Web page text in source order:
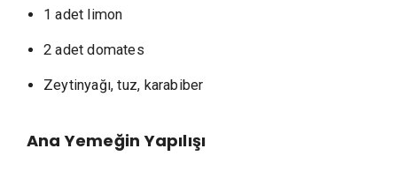
1 adet limon
2 adet domates
Zeytinyağı, tuz, karabiber
Ana YemeğinYapılışı